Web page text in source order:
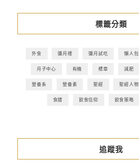
標籤分類
外食 彌月禮 彌月試吃 懶人包
月子中心 有機 標章 減肥
營養系 營養素 聖經 聖經人物
食譜 飲食信仰 飲食策略
追蹤我